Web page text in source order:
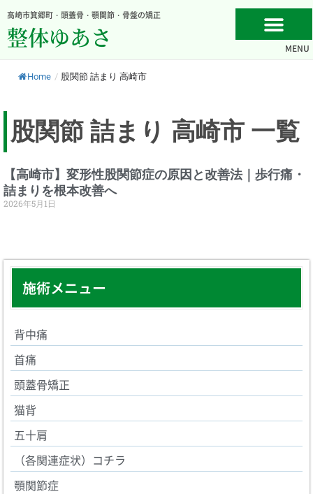
容
を
高崎市箕郷町・頭蓋骨・顎関節・骨盤の矯正
整体ゆあさ MENU
Home / 股関節 詰まり 高崎市
施術メニュー
背中痛
首痛
頭蓋骨矯正
猫背
五十肩
（各関連症状）コチラ
顎関節症
股関節 詰まり 高崎市 一覧
【高崎市】変形性股関節症の原因と改善法｜歩行痛・
詰まりを根本改善へ
2026年5月1日